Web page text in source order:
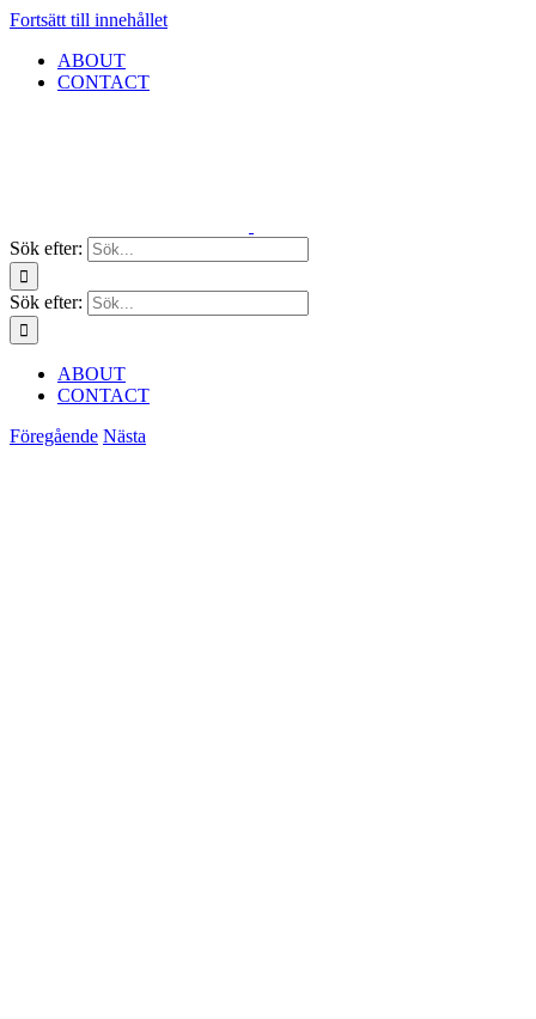
Fortsätt till innehållet
ABOUT
CONTACT
Sök efter:
Sök efter:
ABOUT
CONTACT
Föregående Nästa